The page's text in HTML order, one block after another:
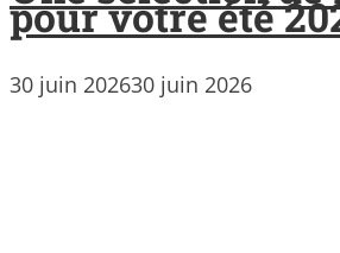
pour votre été
30 juin 202630 juin 2026